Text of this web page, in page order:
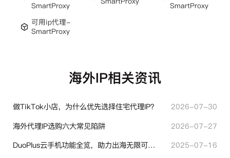
SmartProxy
SmartProxy
可用ip代理-
SmartProxy
海外IP相关资讯
做TikTok小店，为什么优先选择住宅代理IP？
2026-07-30
海外代理IP选购六大常见陷阱
2026-07-27
DuoPlus云手机功能全览，助力出海无限可能！
2025-07-16